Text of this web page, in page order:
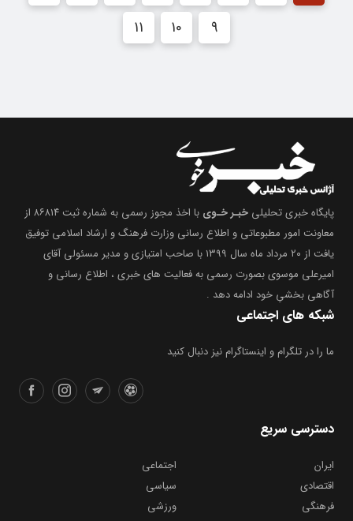
9
10
11
پایگاه خبری تحلیلی خبـر خـوی
با اخذ مجوز رسمی به شماره ثبت ۸۶۸۱۴ از
معاونت امور مطبوعاتی و اطلاع رسانی وزارت فرهنگ و ارشاد اسلامی توفیق
یافت از ۲۰ مرداد ماه سال ۱۳۹۹ با صاحب امتیازی و مدیر مسئولی آقای
امیرعلی موسوی بصورت رسمی به فعالیت های خبری ، اطلاع رسانی و
آگاهی بخشیِ خود ادامه دهد .
شبکه های اجتماعی
ما را در تلگرام و اینستاگرام نیز دنبال کنید
دسترسی سریع
ایران
اجتماعی
اقتصادی
سیاسی
فرهنگی
ورزشی